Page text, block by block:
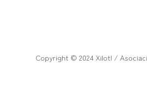
Copyright © 2024 Xilotl /